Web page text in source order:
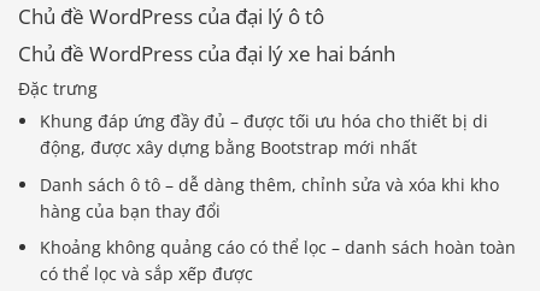
Chủ đề WordPress của đại lý ô tô
Chủ đề WordPress của đại lý xe hai bánh
Đặc trưng
Khung đáp ứng đầy đủ – được tối ưu hóa cho thiết bị di
động, được xây dựng bằng Bootstrap mới nhất
Danh sách ô tô – dễ dàng thêm, chỉnh sửa và xóa khi kho
hàng của bạn thay đổi
Khoảng không quảng cáo có thể lọc – danh sách hoàn toàn
có thể lọc và sắp xếp được